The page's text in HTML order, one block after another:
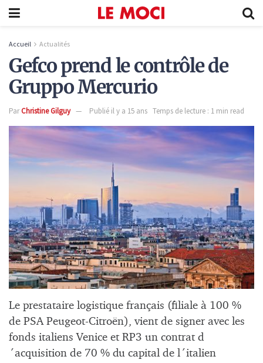
Accueil Actualités
Gefco prend le contrôle de
Gruppo Mercurio
ParChristine Gilguy Publié il y a 15 ans Temps de lecture : 1 min read
Le prestataire logistique français (filiale à 100 %
de PSA Peugeot-Citroën), vient de signer avec les
fonds italiens Venice et RP3 un contrat d
´acquisition de 70 % du capital de l´italien